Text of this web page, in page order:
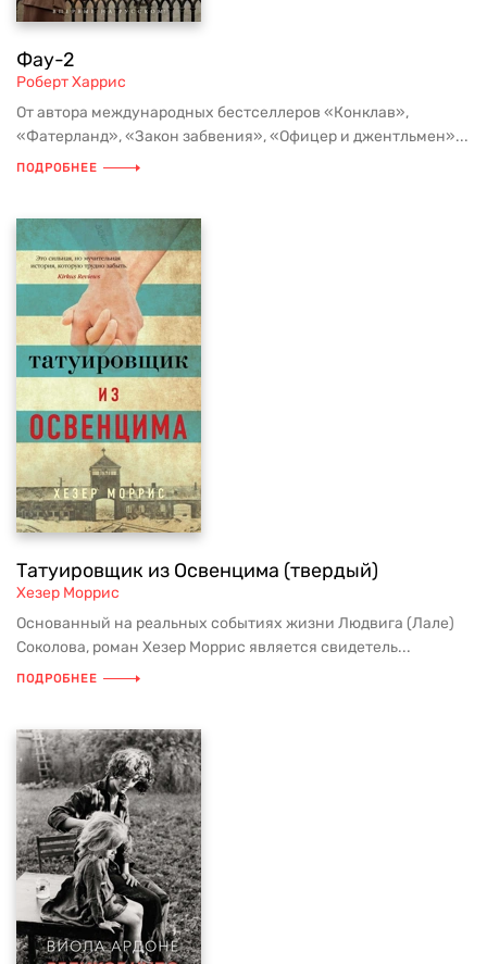
Фау-2
Роберт Харрис
От автора международных бестселлеров «Конклав»,
«Фатерланд», «Закон забвения», «Офицер и джентльмен»...
ПОДРОБНЕЕ
Татуировщик из Освенцима (твердый)
Хезер Моррис
Основанный на реальных событиях жизни Людвига (Лале)
Соколова, роман Хезер Моррис является свидетель...
ПОДРОБНЕЕ